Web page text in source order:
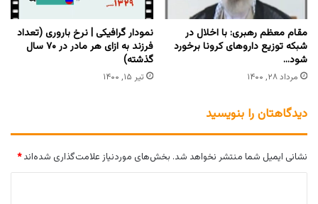
مقام معظم رهبری: با اخلال در
شبکه توزیع داروهای کرونا برخورد
شود…
مرداد ۲۸, ۱۴۰۰
نمودار گرافیکی | نرخ باروری (تعداد
فرزند به ازای هر مادر در ۷۰ سال
گذشته)
تیر ۱۵, ۱۴۰۰
دیدگاهتان را بنویسید
نشانی ایمیل شما منتشر نخواهد شد. بخش‌های موردنیاز علامت‌گذاری شده‌اند*